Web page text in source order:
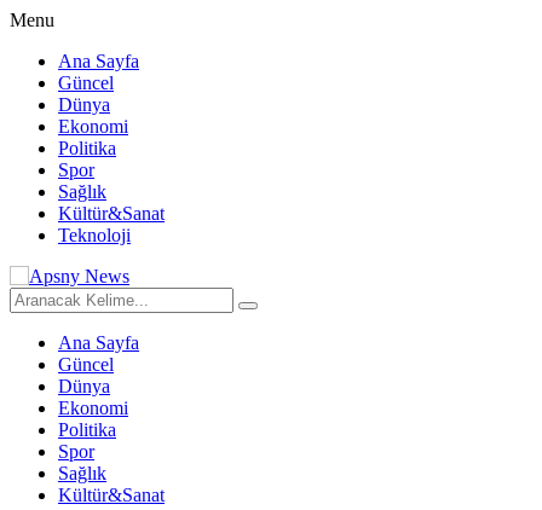
Menu
Ana Sayfa
Güncel
Dünya
Ekonomi
Politika
Spor
Sağlık
Kültür&Sanat
Teknoloji
Ana Sayfa
Güncel
Dünya
Ekonomi
Politika
Spor
Sağlık
Kültür&Sanat